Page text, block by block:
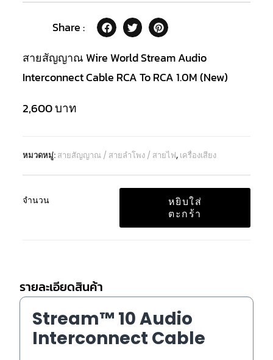
Share :
สายสัญญาณ Wire World Stream Audio
Interconnect Cable RCA To RCA 1.0M (New)
2,600บาท
หมวดหมู่: สายสัญญาณ / สายลำโพง / สายไฟ, เครื่องเสียง
จำนวน
หยิบใส่
ตะกร้า
รายละเอียดสินค้า
Stream™ 10 Audio
Interconnect Cable